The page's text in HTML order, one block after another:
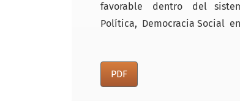
favorable dentro del
Política, Democracia Social
PDF